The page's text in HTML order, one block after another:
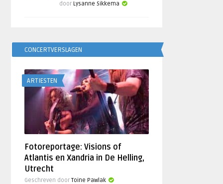
door Lysanne Sikkema
CONCERTVERSLAGEN
ARTIESTEN
Fotoreportage: Visions of
Atlantis en Xandria in De Helling,
Utrecht
Geschreven doorToine Pawlak